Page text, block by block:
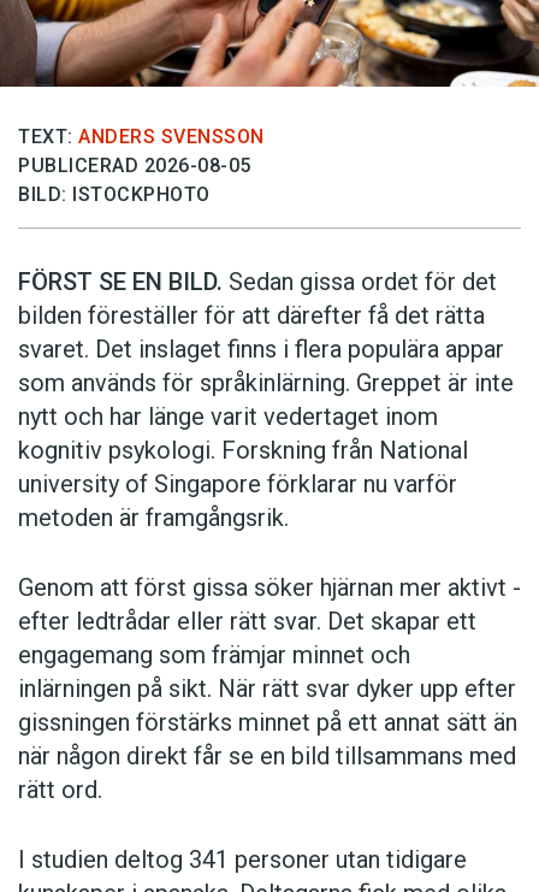
TEXT: ANDERS SVENSSON
PUBLICERAD 2026-08-05
BILD: ISTOCKPHOTO
FÖRST SE EN BILD. Sedan gissa ordet för det
bilden föreställer för att därefter få det rätta
svaret. Det inslaget finns i flera populära appar
som används för språkinlärning. Greppet är inte
nytt och har länge varit vedertaget inom
kognitiv psykologi. Forskning från National
university of Singa­pore förklarar nu varför
metoden är framgångsrik.
Genom att först gissa ­söker hjärnan mer aktivt ­
efter ledtrådar eller rätt svar. Det skapar ett
engagemang som främjar minnet och
inlärningen på sikt. När rätt svar dyker upp efter
gissningen förstärks minnet på ett annat sätt än
när någon direkt får se en bild tillsammans med
rätt ord.
I studien deltog 341 personer utan tidigare